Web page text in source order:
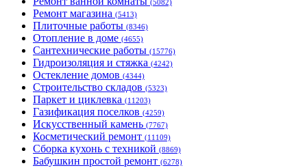
(5082)
Ремонт магазина (5413)
Плиточные работы (8346)
Отопление в доме (4655)
Сантехнические работы (15776)
Гидроизоляция и стяжка (4242)
Остекление домов (4344)
Строительство складов (5323)
Паркет и циклевка (11203)
Газификация поселков (4259)
Искусственный камень (7767)
Косметический ремонт (11109)
Сборка кухонь с техникой (8869)
Бабушкин простой ремонт (6278)